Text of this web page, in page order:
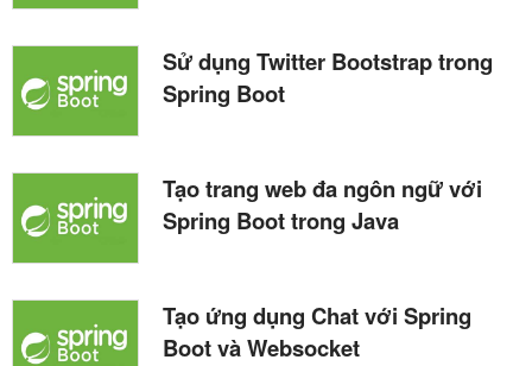
Sử dụng Twitter Bootstrap trong
Spring Boot
Tạo trang web đa ngôn ngữ với
Spring Boot trong Java
Tạo ứng dụng Chat với Spring
Boot và Websocket